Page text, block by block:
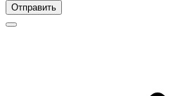
Отправить